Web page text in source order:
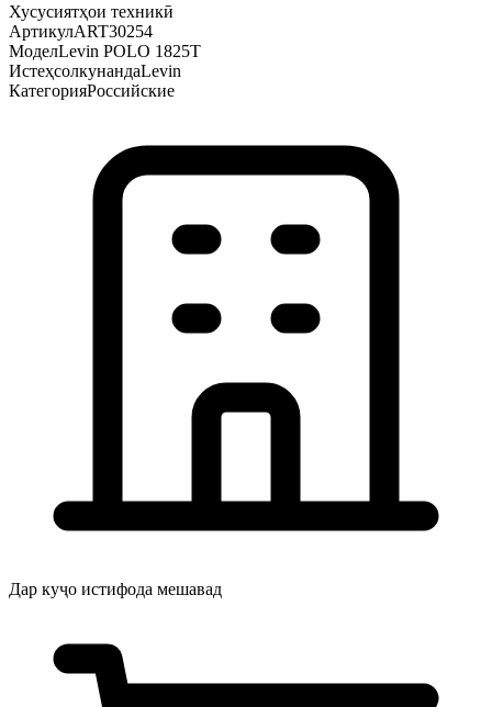
Хусусиятҳои техникӣ
АртикулART30254
МоделLevin POLO 1825T
ИстеҳсолкунандаLevin
КатегорияРоссийские
Дар куҷо истифода мешавад